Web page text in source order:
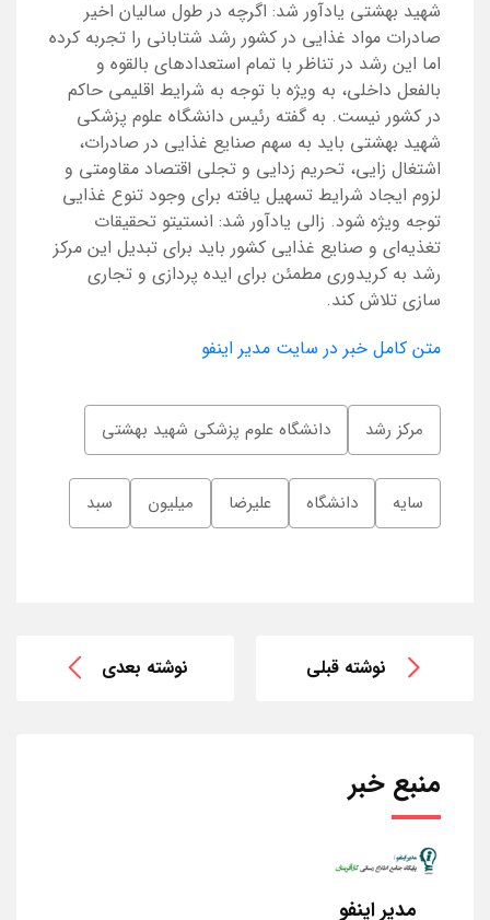
شهید بهشتی یادآور شد: اگرچه در طول سالیان اخیر
صادرات مواد غذایی در کشور رشد شتابانی را تجربه کرده
اما این رشد در تناظر با تمام استعدادهای بالقوه و
بالفعل داخلی، به ویژه با توجه به شرایط اقلیمی حاکم
در کشور نیست. به گفته رئیس دانشگاه علوم پزشکی
شهید بهشتی باید به سهم صنایع غذایی در صادرات،
اشتغال زایی، تحریم زدایی و تجلی اقتصاد مقاومتی و
لزوم ایجاد شرایط تسهیل یافته برای وجود تنوع غذایی
توجه ویژه شود. زالی یادآور شد: انستیتو تحقیقات
تغذیه‌ای و صنایع غذایی کشور باید برای تبدیل این مرکز
رشد به کریدوری مطمئن برای ایده پردازی و تجاری
سازی تلاش کند.
متن کامل خبر در سایت مدیر اینفو
مرکز رشد دانشگاه علوم پزشکی شهید بهشتی
سایه دانشگاه علیرضا میلیون سبد
نوشته قبلی نوشته بعدی
منبع خبر
مدیر اینفو